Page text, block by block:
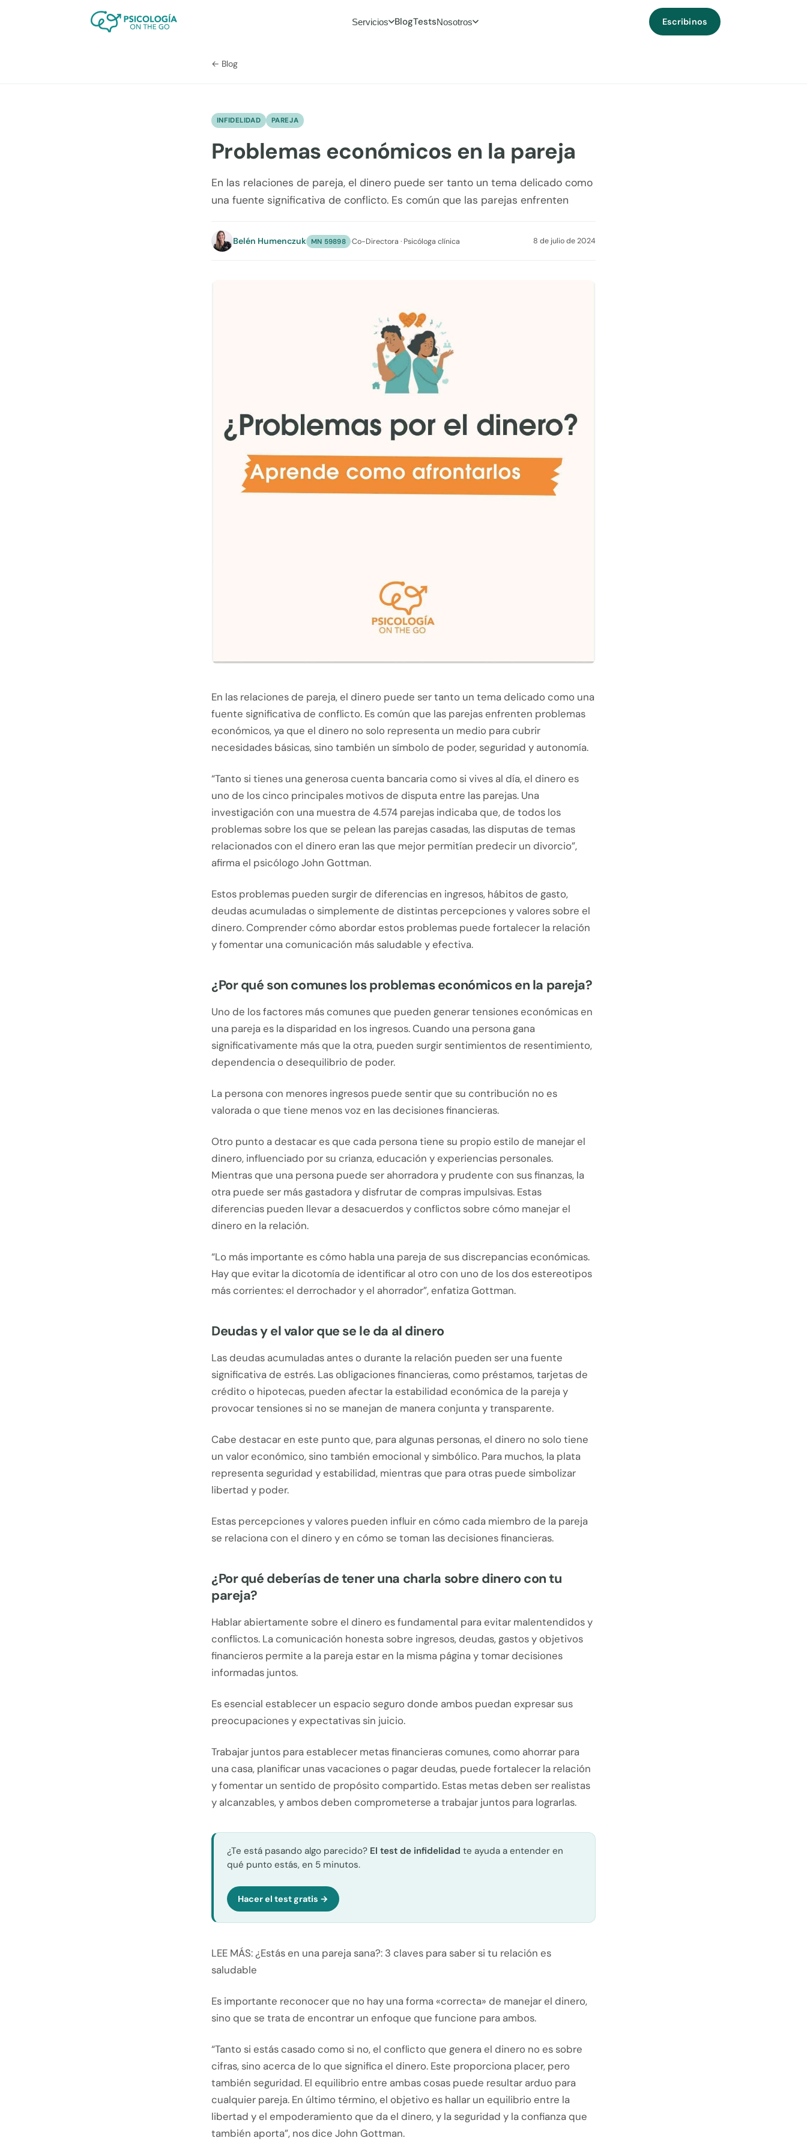
Servicios BlogTestsNosotros Escribinos
← Blog
INFIDELIDAD PAREJA
Problemas económicos en la pareja
En las relaciones de pareja, el dinero puede ser tanto un tema delicado como
una fuente significativa de conflicto. Es común que las parejas enfrenten
Belén Humenczuk MN 59898 ·Co-Directora · Psicóloga clínica 8 de julio de 2024
En las relaciones de pareja, el dinero puede ser tanto un tema delicado como una
fuente significativa de conflicto. Es común que las parejas enfrenten problemas
económicos, ya que el dinero no solo representa un medio para cubrir
necesidades básicas, sino también un símbolo de poder, seguridad y autonomía.
“Tanto si tienes una generosa cuenta bancaria como si vives al día, el dinero es
uno de los cinco principales motivos de disputa entre las parejas. Una
investigación con una muestra de 4.574 parejas indicaba que, de todos los
problemas sobre los que se pelean las parejas casadas, las disputas de temas
relacionados con el dinero eran las que mejor permitían predecir un divorcio”,
afirma el psicólogo John Gottman.
Estos problemas pueden surgir de diferencias en ingresos, hábitos de gasto,
deudas acumuladas o simplemente de distintas percepciones y valores sobre el
dinero. Comprender cómo abordar estos problemas puede fortalecer la relación
y fomentar una comunicación más saludable y efectiva.
¿Por qué son comunes los problemas económicos en la pareja?
Uno de los factores más comunes que pueden generar tensiones económicas en
una pareja es la disparidad en los ingresos. Cuando una persona gana
significativamente más que la otra, pueden surgir sentimientos de resentimiento,
dependencia o desequilibrio de poder.
La persona con menores ingresos puede sentir que su contribución no es
valorada o que tiene menos voz en las decisiones financieras.
Otro punto a destacar es que cada persona tiene su propio estilo de manejar el
dinero, influenciado por su crianza, educación y experiencias personales.
Mientras que una persona puede ser ahorradora y prudente con sus finanzas, la
otra puede ser más gastadora y disfrutar de compras impulsivas. Estas
diferencias pueden llevar a desacuerdos y conflictos sobre cómo manejar el
dinero en la relación.
“Lo más importante es cómo habla una pareja de sus discrepancias económicas.
Hay que evitar la dicotomía de identificar al otro con uno de los dos estereotipos
más corrientes: el derrochador y el ahorrador”, enfatiza Gottman.
Deudas y el valor que se le da al dinero
Las deudas acumuladas antes o durante la relación pueden ser una fuente
significativa de estrés. Las obligaciones financieras, como préstamos, tarjetas de
crédito o hipotecas, pueden afectar la estabilidad económica de la pareja y
provocar tensiones si no se manejan de manera conjunta y transparente.
Cabe destacar en este punto que, para algunas personas, el dinero no solo tiene
un valor económico, sino también emocional y simbólico. Para muchos, la plata
representa seguridad y estabilidad, mientras que para otras puede simbolizar
libertad y poder.
Estas percepciones y valores pueden influir en cómo cada miembro de la pareja
se relaciona con el dinero y en cómo se toman las decisiones financieras.
¿Por qué deberías de tener una charla sobre dinero con tu
pareja?
Hablar abiertamente sobre el dinero es fundamental para evitar malentendidos y
conflictos. La comunicación honesta sobre ingresos, deudas, gastos y objetivos
financieros permite a la pareja estar en la misma página y tomar decisiones
informadas juntos.
Es esencial establecer un espacio seguro donde ambos puedan expresar sus
preocupaciones y expectativas sin juicio.
Trabajar juntos para establecer metas financieras comunes, como ahorrar para
una casa, planificar unas vacaciones o pagar deudas, puede fortalecer la relación
y fomentar un sentido de propósito compartido. Estas metas deben ser realistas
y alcanzables, y ambos deben comprometerse a trabajar juntos para lograrlas.
¿Te está pasando algo parecido? El test de infidelidad te ayuda a entender en
qué punto estás, en 5 minutos.
Hacer el test gratis →
LEE MÁS: ¿Estás en una pareja sana?: 3 claves para saber si tu relación es
saludable
Es importante reconocer que no hay una forma «correcta» de manejar el dinero,
sino que se trata de encontrar un enfoque que funcione para ambos.
“Tanto si estás casado como si no, el conflicto que genera el dinero no es sobre
cifras, sino acerca de lo que significa el dinero. Este proporciona placer, pero
también seguridad. El equilibrio entre ambas cosas puede resultar arduo para
cualquier pareja. En último término, el objetivo es hallar un equilibrio entre la
libertad y el empoderamiento que da el dinero, y la seguridad y la confianza que
también aporta”, nos dice John Gottman.